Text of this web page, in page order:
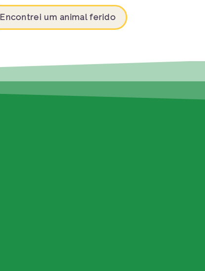
Encontrei um animal ferido